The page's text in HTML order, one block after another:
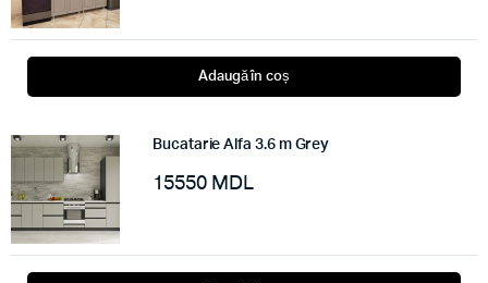
Adaugă în coș
Bucatarie Alfa 3.6 m Grey
15550 MDL